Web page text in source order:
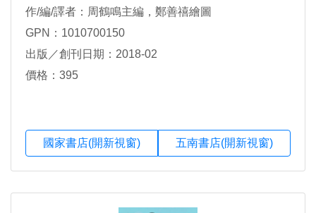
作/編/譯者：周鶴鳴主編，鄭善禧繪圖
GPN：1010700150
出版／創刊日期：2018-02
價格：395
國家書店(開新視窗) 五南書店(開新視窗)